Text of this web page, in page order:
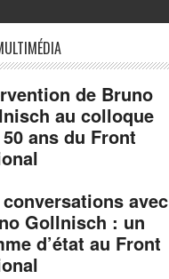
de Bruno
au colloque
ans du Front
avec
Gollnisch : un
d’état au Front